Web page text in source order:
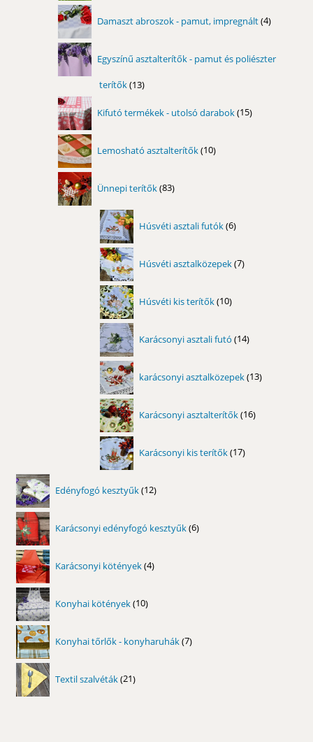
Damaszt abroszok - pamut, impregnált 4
termék
Egyszínű asztalterítők - pamut és poliészter
terítők 1313
Kifutó termékek - utolsó darabok 15
termék
Lemosható asztalterítők 10
termék
Ünnepi terítők 83
termék
Húsvéti asztali futók 6
termék
Húsvéti asztalközepek 7
termék
Húsvéti kis terítők 10
termék
Karácsonyi asztali futó 14
termék
karácsonyi asztalközepek 13
termék
Karácsonyi asztalterítők 16
termék
Karácsonyi kis terítők 17
termék
Edényfogó kesztyűk 12
termék
Karácsonyi edényfogó kesztyűk 6
termék
Karácsonyi kötények 4
termék
Konyhai kötények 10
termék
Konyhai tőrlők - konyharuhák 7
termék
Textil szalvéták 21
termék